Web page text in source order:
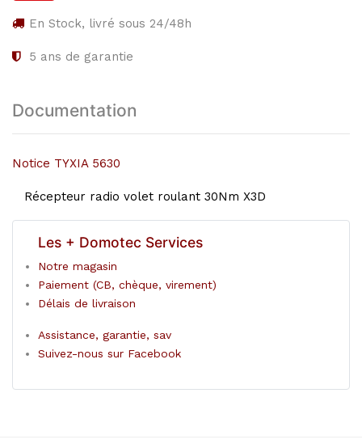
En Stock, livré sous 24/48h
5 ans de garantie
Documentation
Notice TYXIA 5630
Récepteur radio volet roulant 30Nm X3D
Les + Domotec Services
Notre magasin
Paiement (CB, chèque, virement)
Délais de livraison
Assistance, garantie, sav
Suivez-nous sur Facebook